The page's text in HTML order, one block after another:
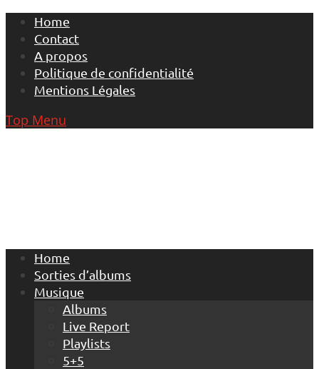
Skip
content
Home
Contact
A propos
Politique de confidentialité
Mentions Légales
Top Menu
Home
Sorties d’albums
Musique
Albums
Live Report
Playlists
5+5